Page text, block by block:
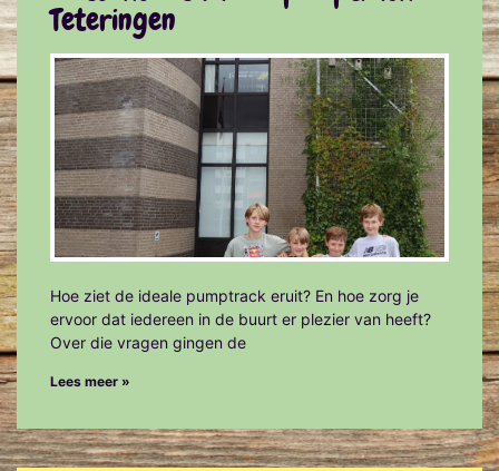
Teteringen
Hoe ziet de ideale pumptrack eruit? En hoe zorg je
ervoor dat iedereen in de buurt er plezier van heeft?
Over die vragen gingen de
Lees meer »